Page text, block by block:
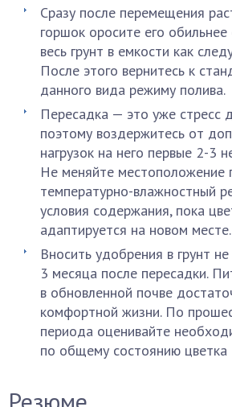
Сразу после перемещения
горшок оросите его
весь грунт в емкости как
После этого вернитесь к
данного вида режиму полива.
Пересадка — это уже стресс
поэтому воздержитесь от
нагрузок на него первые 2-3
Не меняйте местоположение
температурно-влажностный
условия содержания, пока
адаптируется на новом месте.
Вносить удобрения в грунт
3 месяца после пересадки.
в обновленной почве
комфортной жизни. По
периода оценивайте
по общему состоянию цветка